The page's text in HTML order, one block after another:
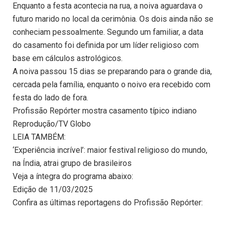
Enquanto a festa acontecia na rua, a noiva aguardava o
futuro marido no local da cerimônia. Os dois ainda não se
conheciam pessoalmente. Segundo um familiar, a data
do casamento foi definida por um líder religioso com
base em cálculos astrológicos.
A noiva passou 15 dias se preparando para o grande dia,
cercada pela família, enquanto o noivo era recebido com
festa do lado de fora.
Profissão Repórter mostra casamento típico indiano
Reprodução/TV Globo
LEIA TAMBÉM:
‘Experiência incrível’: maior festival religioso do mundo,
na Índia, atrai grupo de brasileiros
Veja a íntegra do programa abaixo:
Edição de 11/03/2025
Confira as últimas reportagens do Profissão Repórter: